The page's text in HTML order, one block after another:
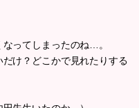
ってしまったのね…。
だけ？どこかで見れたりする